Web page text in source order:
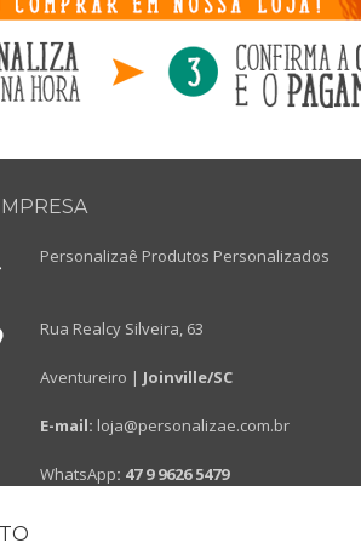
Personalizaê Produtos Personalizados
Rua Realcy Silveira, 63
Aventureiro | Joinville/SC
E-mail: loja@personalizae.com.br
WhatsApp: 47 9 9626 5479